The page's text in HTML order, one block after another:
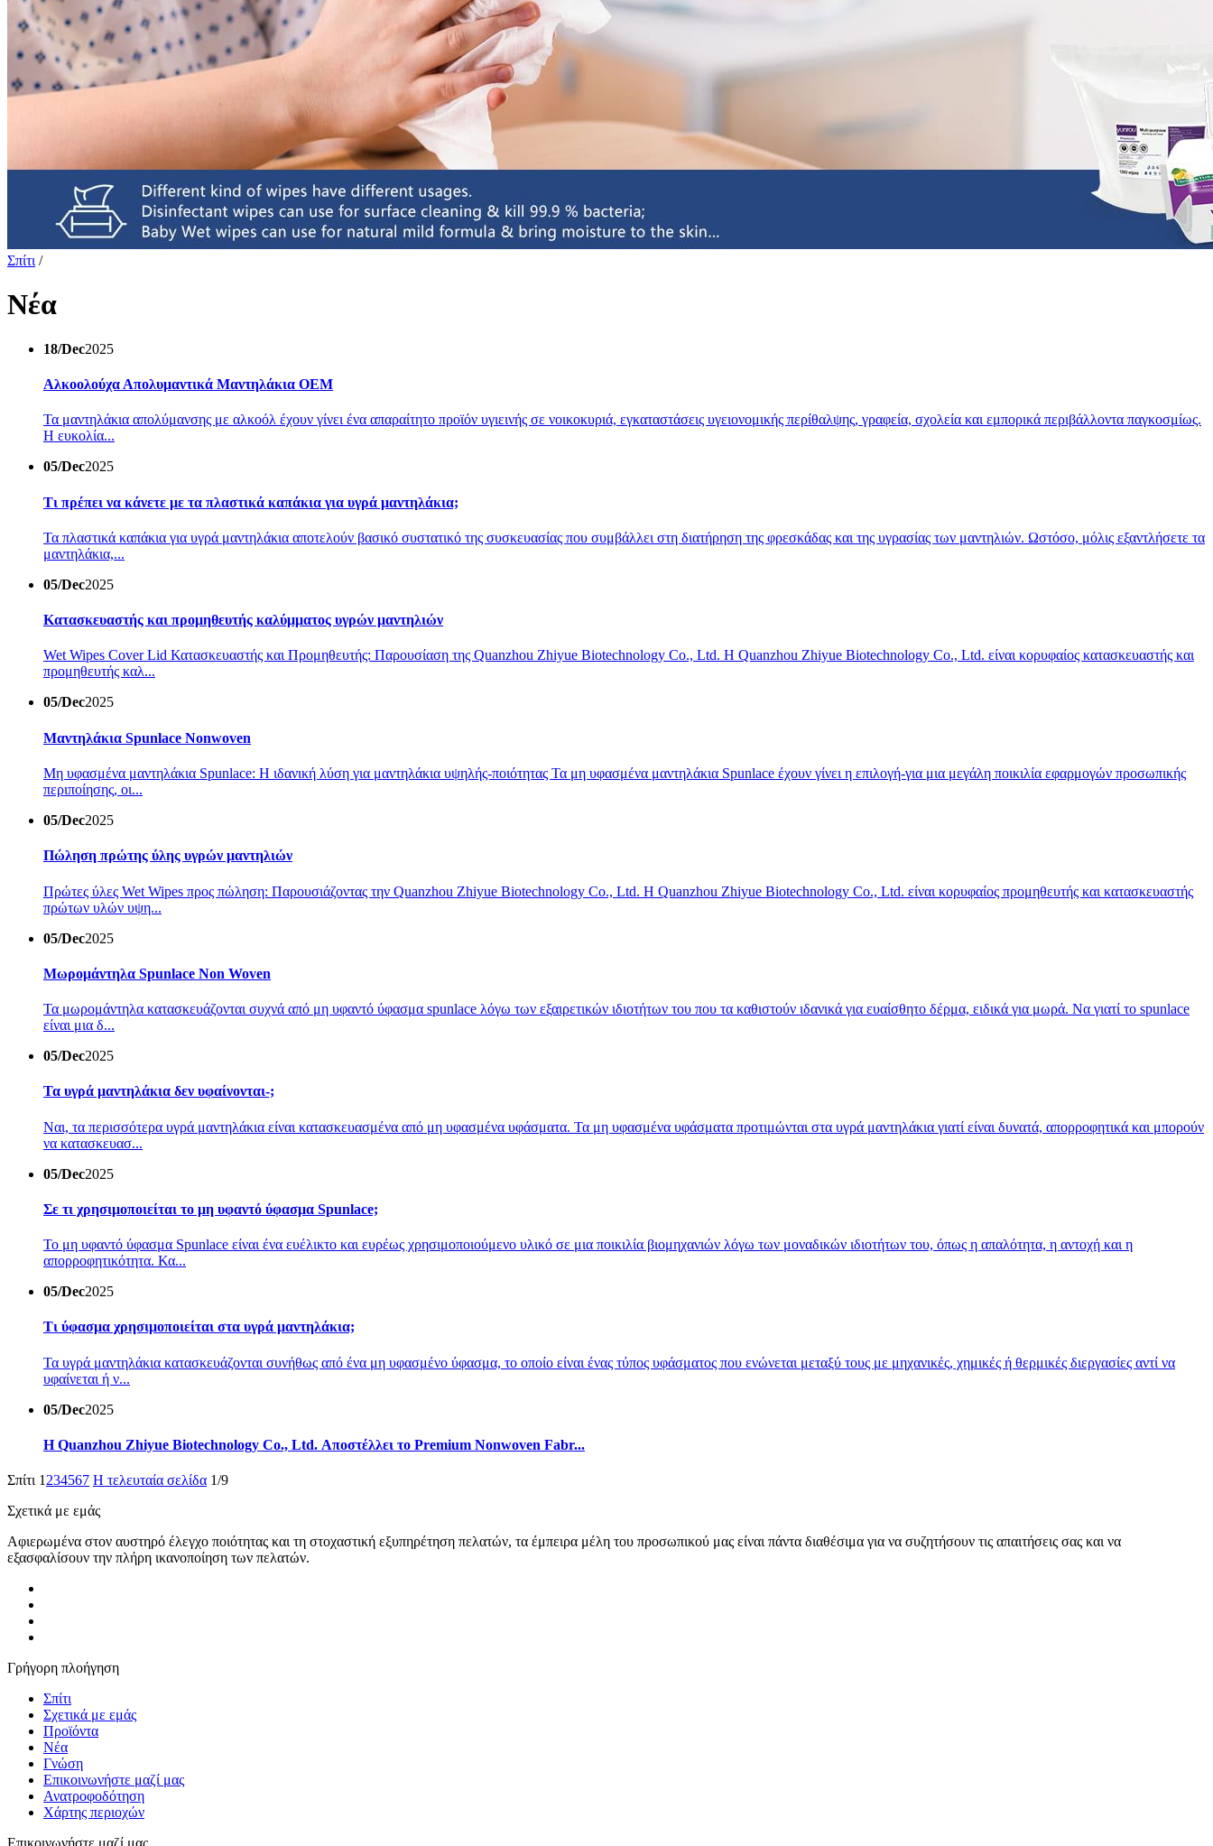
Σπίτι /
Νέα
18/Dec2025
Αλκοολούχα Απολυμαντικά Μαντηλάκια OEM
Τα μαντηλάκια απολύμανσης με αλκοόλ έχουν γίνει ένα απαραίτητο προϊόν υγιεινής σε νοικοκυριά, εγκαταστάσεις υγειονομικής περίθαλψης, γραφεία, σχολεία και εμπορικά περιβάλλοντα παγκοσμίως.
Η ευκολία...
05/Dec2025
Τι πρέπει να κάνετε με τα πλαστικά καπάκια για υγρά μαντηλάκια;
Τα πλαστικά καπάκια για υγρά μαντηλάκια αποτελούν βασικό συστατικό της συσκευασίας που συμβάλλει στη διατήρηση της φρεσκάδας και της υγρασίας των μαντηλιών. Ωστόσο, μόλις εξαντλήσετε τα
μαντηλάκια,...
05/Dec2025
Κατασκευαστής και προμηθευτής καλύμματος υγρών μαντηλιών
Wet Wipes Cover Lid Κατασκευαστής και Προμηθευτής: Παρουσίαση της Quanzhou Zhiyue Biotechnology Co., Ltd. Η Quanzhou Zhiyue Biotechnology Co., Ltd. είναι κορυφαίος κατασκευαστής και
προμηθευτής καλ...
05/Dec2025
Μαντηλάκια Spunlace Nonwoven
Μη υφασμένα μαντηλάκια Spunlace: Η ιδανική λύση για μαντηλάκια υψηλής-ποιότητας Τα μη υφασμένα μαντηλάκια Spunlace έχουν γίνει η επιλογή-για μια μεγάλη ποικιλία εφαρμογών προσωπικής
περιποίησης, οι...
05/Dec2025
Πώληση πρώτης ύλης υγρών μαντηλιών
Πρώτες ύλες Wet Wipes προς πώληση: Παρουσιάζοντας την Quanzhou Zhiyue Biotechnology Co., Ltd. Η Quanzhou Zhiyue Biotechnology Co., Ltd. είναι κορυφαίος προμηθευτής και κατασκευαστής
πρώτων υλών υψη...
05/Dec2025
Μωρομάντηλα Spunlace Non Woven
Τα μωρομάντηλα κατασκευάζονται συχνά από μη υφαντό ύφασμα spunlace λόγω των εξαιρετικών ιδιοτήτων του που τα καθιστούν ιδανικά για ευαίσθητο δέρμα, ειδικά για μωρά. Να γιατί το spunlace
είναι μια δ...
05/Dec2025
Τα υγρά μαντηλάκια δεν υφαίνονται-;
Ναι, τα περισσότερα υγρά μαντηλάκια είναι κατασκευασμένα από μη υφασμένα υφάσματα. Τα μη υφασμένα υφάσματα προτιμώνται στα υγρά μαντηλάκια γιατί είναι δυνατά, απορροφητικά και μπορούν
να κατασκευασ...
05/Dec2025
Σε τι χρησιμοποιείται το μη υφαντό ύφασμα Spunlace;
Το μη υφαντό ύφασμα Spunlace είναι ένα ευέλικτο και ευρέως χρησιμοποιούμενο υλικό σε μια ποικιλία βιομηχανιών λόγω των μοναδικών ιδιοτήτων του, όπως η απαλότητα, η αντοχή και η
απορροφητικότητα. Κα...
05/Dec2025
Τι ύφασμα χρησιμοποιείται στα υγρά μαντηλάκια;
Τα υγρά μαντηλάκια κατασκευάζονται συνήθως από ένα μη υφασμένο ύφασμα, το οποίο είναι ένας τύπος υφάσματος που ενώνεται μεταξύ τους με μηχανικές, χημικές ή θερμικές διεργασίες αντί να
υφαίνεται ή ν...
05/Dec2025
Η Quanzhou Zhiyue Biotechnology Co., Ltd. Αποστέλλει το Premium Nonwoven Fabr...
Σπίτι 1 234567 Η τελευταία σελίδα 1/9
Σχετικά με εμάς
Αφιερωμένα στον αυστηρό έλεγχο ποιότητας και τη στοχαστική εξυπηρέτηση πελατών, τα έμπειρα μέλη του προσωπικού μας είναι πάντα διαθέσιμα για να συζητήσουν τις απαιτήσεις σας και να
εξασφαλίσουν την πλήρη ικανοποίηση των πελατών.
Γρήγορη πλοήγηση
Σπίτι
Σχετικά με εμάς
Προϊόντα
Νέα
Γνώση
Επικοινωνήστε μαζί μας
Ανατροφοδότηση
Χάρτης περιοχών